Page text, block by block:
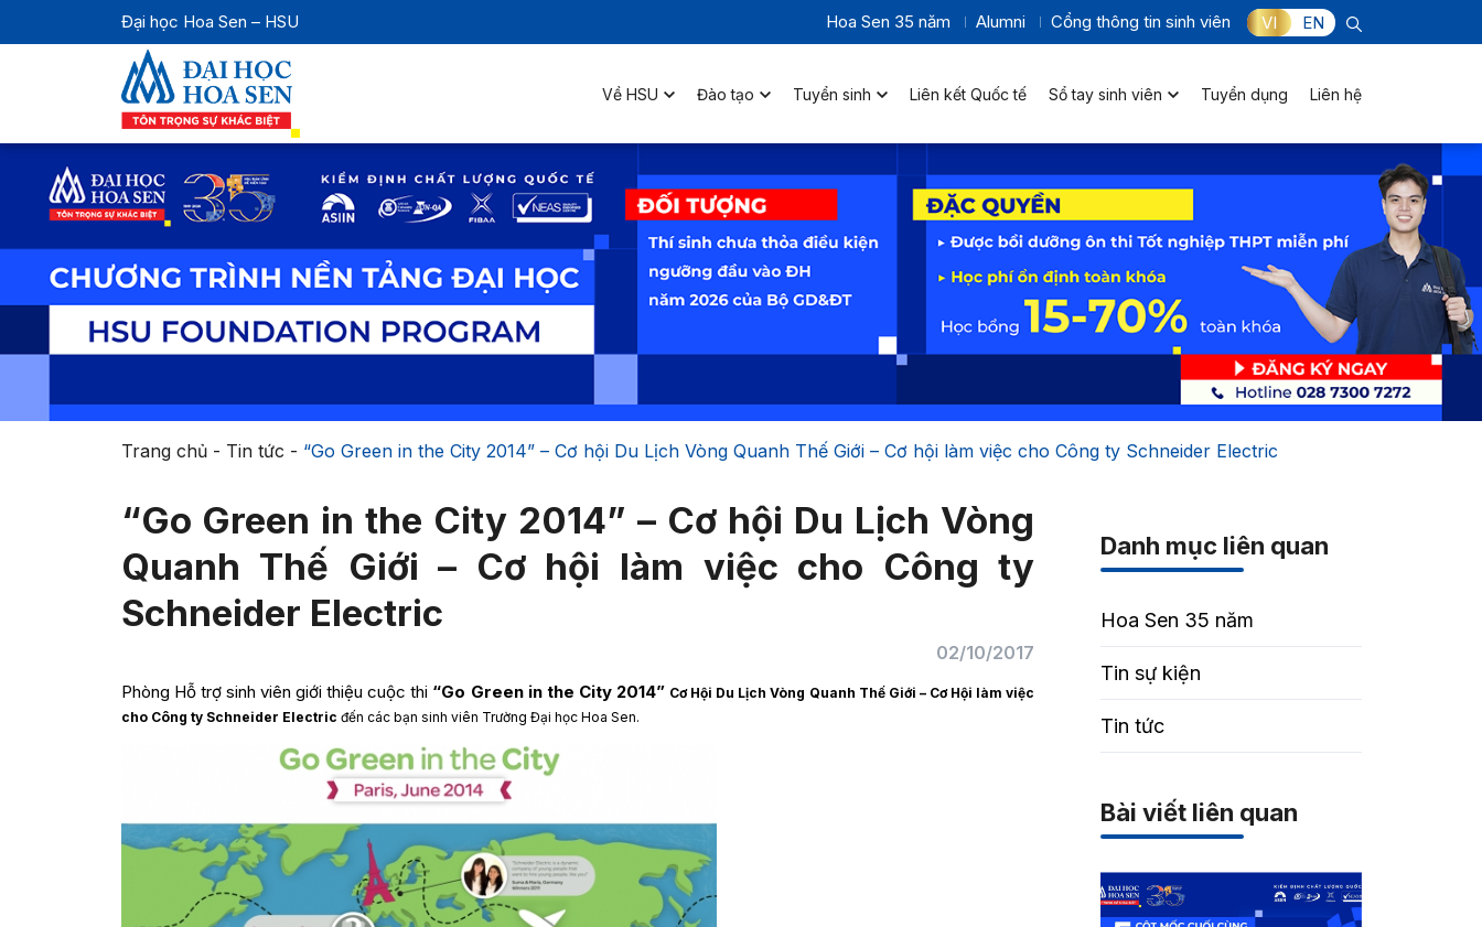
Đại học Hoa Sen – HSU Hoa Sen 35 năm Alumni Cổng thông tin sinh viên VI EN
Về HSU Đào tạo Tuyển sinh Liên kết Quốc tế Sổ tay sinh viên Tuyển dụng Liên hệ
Trang chủ- Tin tức - “Go Green in the City 2014” – Cơ hội Du Lịch Vòng Quanh Thế Giới – Cơ hội làm việc cho Công ty Schneider Electric
“Go Green in the City 2014” – Cơ hội Du Lịch Vòng
Quanh Thế Giới – Cơ hội làm việc cho Công ty
Schneider Electric
02/10/2017
Phòng Hỗ trợ sinh viên giới thiệu cuộc thi “Go Green in the City 2014” Cơ Hội Du Lịch Vòng Quanh Thế Giới – Cơ Hội làm việc
cho Công ty Schneider Electric đến các bạn sinh viên Trường Đại học Hoa Sen.
Danh mục liên quan
Hoa Sen 35 năm
Tin sự kiện
Tin tức
Bài viết liên quan